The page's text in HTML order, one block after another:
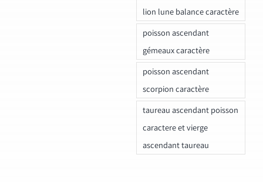
lion lune balance caractère
poisson ascendant
gémeaux caractère
poisson ascendant
scorpion caractère
taureau ascendant poisson
caractere et vierge
ascendant taureau